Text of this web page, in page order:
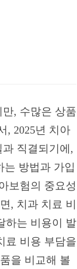
, 수많은 상품
, 2025년 치아
직결되기에,
방법과 가입
보험의 중요성
, 치과 치료 비
하는 비용이 발
료 비용 부담을
을 비교해 볼